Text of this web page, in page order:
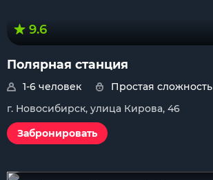
9.6
Полярная станция
1-6 человек
Простая сложность
г. Новосибирск, улица Кирова, 46
Забронировать